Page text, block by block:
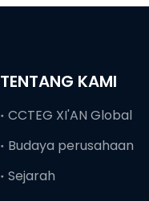
TENTANG KAMI
CCTEG XI'AN Global
Budaya perusahaan
Sejarah